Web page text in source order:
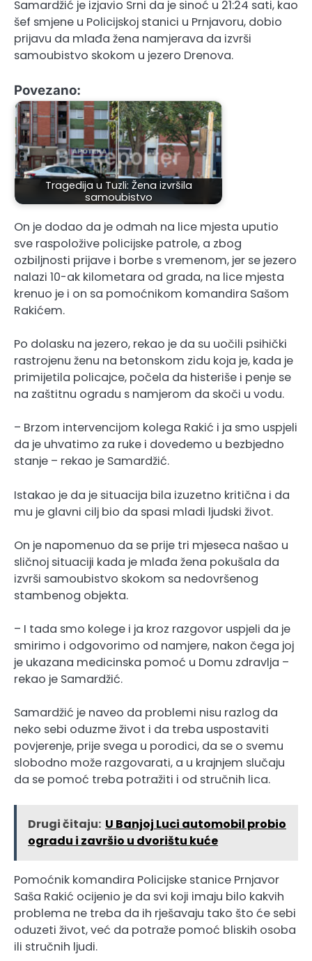
Samardžić je izjavio Srni da je sinoć u 21:24 sati, kao
šef smjene u Policijskoj stanici u Prnjavoru, dobio
prijavu da mlađa žena namjerava da izvrši
samoubistvo skokom u jezero Drenova.
Povezano:
Tragedija u Tuzli: Žena izvršila
samoubistvo
On je dodao da je odmah na lice mjesta uputio
sve raspoložive policijske patrole, a zbog
ozbiljnosti prijave i borbe s vremenom, jer se jezero
nalazi 10-ak kilometara od grada, na lice mjesta
krenuo je i on sa pomoćnikom komandira Sašom
Rakićem.
Po dolasku na jezero, rekao je da su uočili psihički
rastrojenu ženu na betonskom zidu koja je, kada je
primijetila policajce, počela da histeriše i penje se
na zaštitnu ogradu s namjerom da skoči u vodu.
– Brzom intervencijom kolega Rakić i ja smo uspjeli
da je uhvatimo za ruke i dovedemo u bezbjedno
stanje – rekao je Samardžić.
Istakao je da je situacija bila izuzetno kritična i da
mu je glavni cilj bio da spasi mladi ljudski život.
On je napomenuo da se prije tri mjeseca našao u
sličnoj situaciji kada je mlađa žena pokušala da
izvrši samoubistvo skokom sa nedovršenog
stambenog objekta.
– I tada smo kolege i ja kroz razgovor uspjeli da je
smirimo i odgovorimo od namjere, nakon čega joj
je ukazana medicinska pomoć u Domu zdravlja –
rekao je Samardžić.
Samardžić je naveo da problemi nisu razlog da
neko sebi oduzme život i da treba uspostaviti
povjerenje, prije svega u porodici, da se o svemu
slobodno može razgovarati, a u krajnjem slučaju
da se pomoć treba potražiti i od stručnih lica.
Drugi čitaju: U Banjoj Luci automobil probio
ogradu i završio u dvorištu kuće
Pomoćnik komandira Policijske stanice Prnjavor
Saša Rakić ocijenio je da svi koji imaju bilo kakvih
problema ne treba da ih rješavaju tako što će sebi
oduzeti život, već da potraže pomoć bliskih osoba
ili stručnih ljudi.